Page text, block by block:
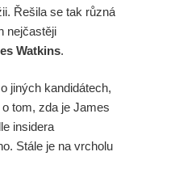
Řešila se tak různá
nejčastěji
Watkins.
jiných kandidátech,
tom, zda je James
insidera
Stále je na vrcholu